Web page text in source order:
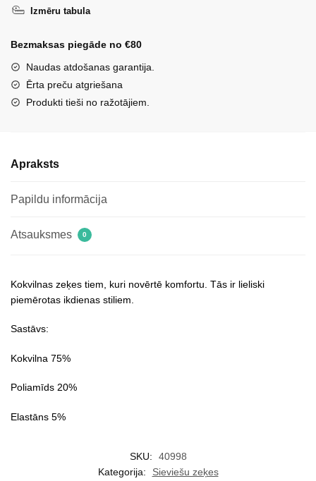
krēmkrāsā
Izmēru tabula
Bezmaksas piegāde no €80
Naudas atdošanas garantija.
Ērta preču atgriešana
Produkti tieši no ražotājiem.
Apraksts
Papildu informācija
Atsauksmes 0
Kokvilnas zeķes tiem, kuri novērtē komfortu. Tās ir lieliski
piemērotas ikdienas stiliem.
Sastāvs:
Kokvilna 75%
Poliamīds 20%
Elastāns 5%
SKU:
40998
Kategorija:
Sieviešu zeķes